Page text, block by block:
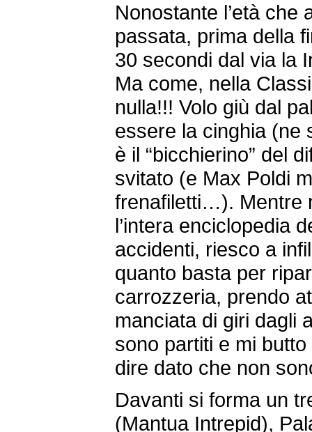
Nonostante l’età che
passata, prima della
30 secondi dal via la
Ma come, nella
nulla!!! Volo giù dal
essere la cinghia
è il “bicchierino” del
svitato (e Max Poldi
frenafiletti…). Mentre
l’intera enciclopedia
accidenti, riesco a
quanto basta per
carrozzeria, prendo
manciata di giri dagli
sono partiti e mi
dire dato che non
Davanti si forma un
(Mantua Intrepid),